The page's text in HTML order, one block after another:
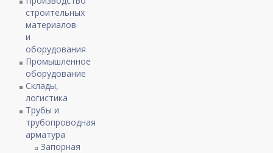
строительных
материалов
и
оборудования
Промышленное
оборудование
Склады,
логистика
Трубы и
трубопроводная
арматура
Запорная